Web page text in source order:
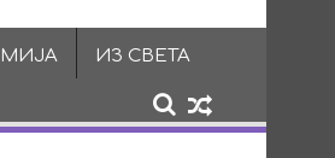
ИЗ СВЕТА